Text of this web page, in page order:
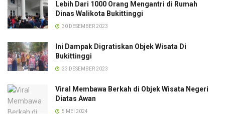
Lebih Dari 1000 Orang Mengantri di Rumah
Dinas Walikota Bukittinggi
30 DESEMBER 2023
Ini Dampak Digratiskan Objek Wisata Di
Bukittinggi
23 DESEMBER 2023
Viral Membawa Berkah di Objek Wisata Negeri
Diatas Awan
5 MEI 2024